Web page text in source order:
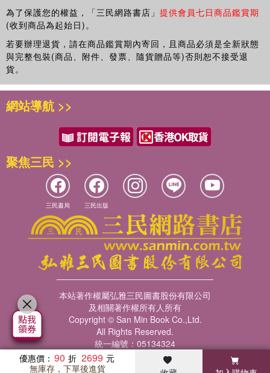
為了保護您的權益，「三民網路書店」 提供會員七日商品鑑賞期
(收到商品為起始日)。
若要辦理退貨，請在商品鑑賞期內寄回，且商品必須是全新狀態
與完整包裝(商品、附件、發票、隨貨贈品等)否則恕不接受退
貨。
優惠價： 90 2699
無庫存，下單後進貨
網站導航 >>
聚焦三民 >>
三民書局 三民出版
本站著作權屬弘雅三民圖書股份有限公司
及相關著作權所有人所有
Copyright © San Min Book Co.,Ltd.
All Rights Reserved.
統一編號：05134324